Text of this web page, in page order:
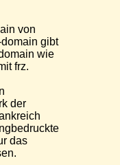
von
gibt
wie
frz.
der
das